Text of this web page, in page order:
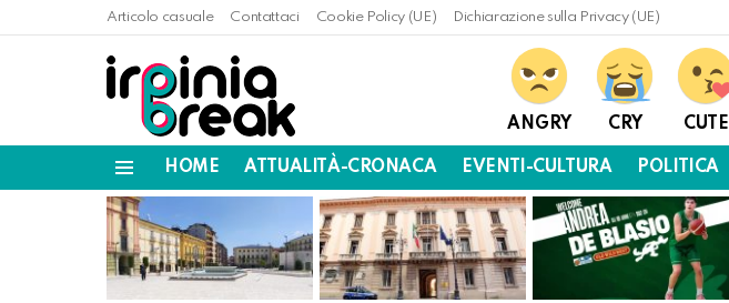
Articolo casuale Contattaci Cookie Policy (UE) Dichiarazione sulla Privacy (UE)
ANGRY CRY CUTE
HOME ATTUALITÀ-CRONACA EVENTI-CULTURA POLITICA
LATEST
STORIES